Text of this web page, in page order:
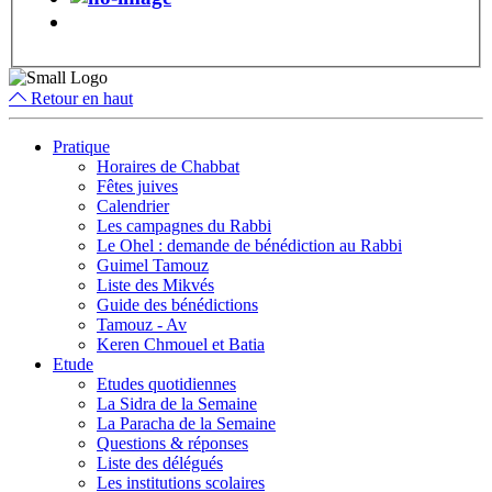
Retour en haut
Pratique
Horaires de Chabbat
Fêtes juives
Calendrier
Les campagnes du Rabbi
Le Ohel : demande de bénédiction au Rabbi
Guimel Tamouz
Liste des Mikvés
Guide des bénédictions
Tamouz - Av
Keren Chmouel et Batia
Etude
Etudes quotidiennes
La Sidra de la Semaine
La Paracha de la Semaine
Questions & réponses
Liste des délégués
Les institutions scolaires